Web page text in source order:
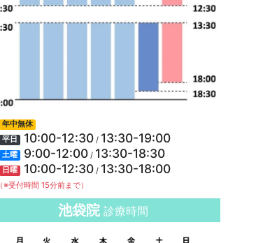
年中無休
平日
10:00-12:30 / 13:30-19:00
土曜 9:00-12:00 / 13:30-18:30
日曜 10:00-12:30 / 13:30-18:00
（※受付時間 15分前まで）
池袋院 診療時間